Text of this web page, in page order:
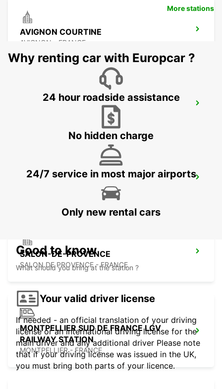
AVIGNON COURTINE
AVIGNON - FRANCE
MONTPELLIER AIRPORT
SALON-DE-PROVENCE
SALON DE PROVENCE - FRANCE
MONTPELLIER SUD DE FRANCE LGV
RAILWAY STATION
MONTPELLIER - FRANCE
More stations
Why renting car with Europcar ?
24 hour roadside assistance
No hidden charge
24/7 service in most major airports
Only new rental cars
Good to know
What should you bring at the station ?
Your valid driver license
If needed - an official translation of your driving
license or an international driving license for the
main driver and any additional driver Please note
that if your driving license was issued in the UK,
you must bring both parts of your licence.